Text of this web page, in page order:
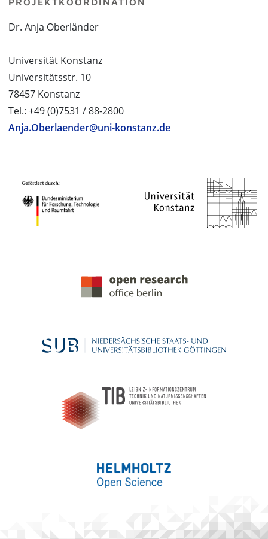
Dr. Anja Oberländer
Universität Konstanz
Universitätsstr. 10
78457 Konstanz
Tel.: +49 (0)7531 / 88-2800
Anja.Oberlaender@uni-konstanz.de